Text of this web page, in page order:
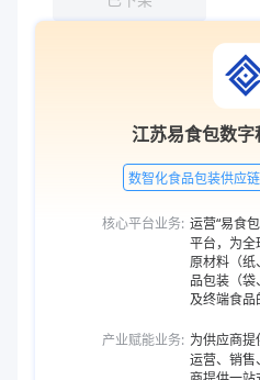
江苏易食包数
数智化食品包装供应
核心平台业务: 运营“易食
平台，为全
原材料（
品包装（
及终端食品
产业赋能业务: 为供应商提
运营、销售